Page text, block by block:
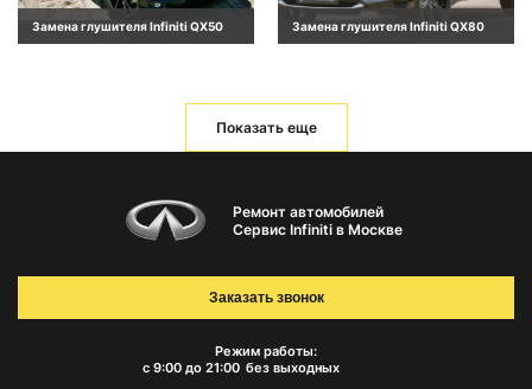
Замена глушителя Infiniti QX50 Замена глушителя Infiniti QX80
Показать еще
Ремонт автомобилей
Сервис Infiniti в Москве
Режим работы:
с 9:00 до 21:00 без выходных
Заказать звонок